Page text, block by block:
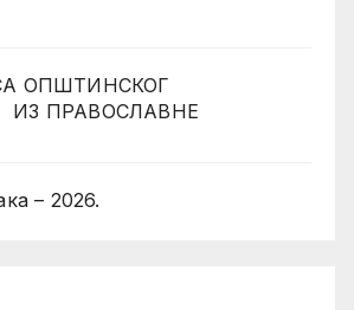
ОПШТИНСКОГ
ПРАВОСЛАВНЕ
– 2026.